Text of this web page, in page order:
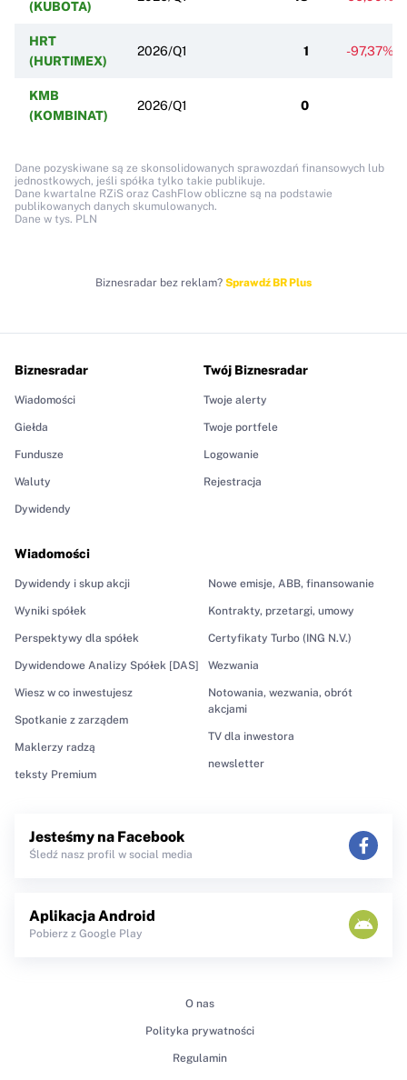
(KUBOTA)
HRT
(HURTIMEX)
2026/Q1 1 -97,37%
KMB
(KOMBINAT)
2026/Q1 0
Dane pozyskiwane są ze skonsolidowanych sprawozdań finansowych lub
jednostkowych, jeśli spółka tylko takie publikuje.
Dane kwartalne RZiS oraz CashFlow obliczne są na podstawie
publikowanych danych skumulowanych.
Dane w tys. PLN
Biznesradar bez reklam? Sprawdź BR Plus
Biznesradar
Wiadomości
Giełda
Fundusze
Waluty
Dywidendy
Wiadomości
Dywidendy i skup akcji
Wyniki spółek
Perspektywy dla spółek
Dywidendowe Analizy Spółek [DAS]
Wiesz w co inwestujesz
Spotkanie z zarządem
Maklerzy radzą
teksty Premium
Nowe emisje, ABB, finansowanie
Kontrakty, przetargi, umowy
Certyfikaty Turbo (ING N.V.)
Wezwania
Notowania, wezwania, obrót
akcjami
TV dla inwestora
newsletter
Twój Biznesradar
Twoje alerty
Twoje portfele
Logowanie
Rejestracja
Jesteśmy na Facebook
Śledź nasz profil w social media
Aplikacja Android
Pobierz z Google Play
O nas
Polityka prywatności
Regulamin